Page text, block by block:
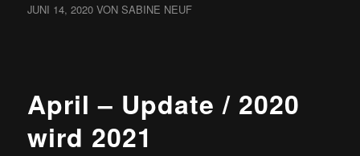
JUNI 14, 2020 VON SABINE NEUF
April – Update / 2020
wird 2021